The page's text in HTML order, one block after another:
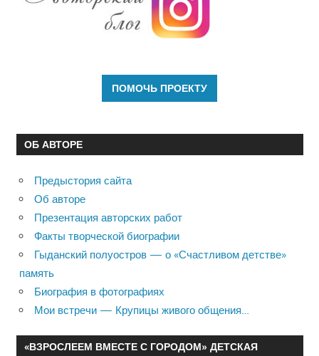
ОБ АВТОРЕ
Предыстория сайта
Об авторе
Презентация авторских работ
Факты творческой биографии
Гыданский полуостров — о «Счастливом детстве»
память
Биография в фотографиях
Мои встречи — Крупицы живого общения…
«ВЗРОСЛЕЕМ ВМЕСТЕ С ГОРОДОМ» ДЕТСКАЯ